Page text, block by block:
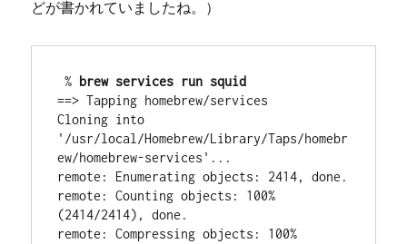
どが書かれていましたね。）
% brew services run squid
==> Tapping homebrew/services
Cloning into
'/usr/local/Homebrew/Library/Taps/homebr
ew/homebrew-services'...
remote: Enumerating objects: 2414, done.
remote: Counting objects: 100%
(2414/2414), done.
remote: Compressing objects: 100%